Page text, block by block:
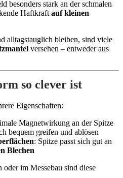
besonders stark an der schmalen
Haftkraft auf kleinen
alltagstauglich bleiben, sind viele
versehen – entweder aus
so clever ist
Eigenschaften:
Magnetwirkung an der Spitze
bequem greifen und ablösen
: Spitze passt sich gut an
Blechen
im Messebau sind diese